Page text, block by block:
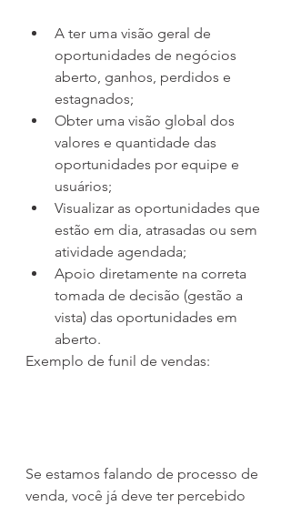
A ter uma visão geral de
oportunidades de negócios
aberto, ganhos, perdidos e
estagnados;
Obter uma visão global dos
valores e quantidade das
oportunidades por equipe e
usuários;
Visualizar as oportunidades que
estão em dia, atrasadas ou sem
atividade agendada;
Apoio diretamente na correta
tomada de decisão (gestão a
vista) das oportunidades em
aberto.
Exemplo de funil de vendas:
Se estamos falando de processo de
venda, você já deve ter percebido